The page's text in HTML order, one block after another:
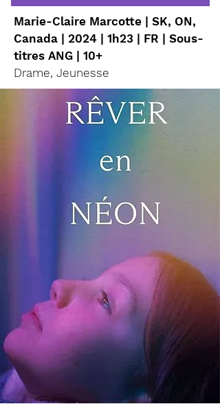
Marie-Claire Marcotte | SK, ON,
Canada | 2024 | 1h23 | FR | Sous-
titres ANG | 10+
Drame, Jeunesse